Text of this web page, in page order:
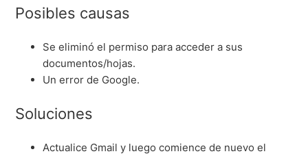
Posibles causas
Se eliminó el permiso para acceder a sus
documentos/hojas.
Un error de Google.
Soluciones
Actualice Gmail y luego comience de nuevo el